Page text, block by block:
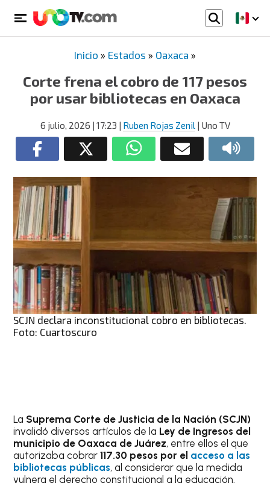
Inicio » Estados » Oaxaca »
Corte frena el cobro de 117 pesos
por usar bibliotecas en Oaxaca
6 julio, 2026 | 17:23 | Ruben Rojas Zenil| Uno TV
SCJN declara inconstitucional cobro en bibliotecas.
Foto: Cuartoscuro
La Suprema Corte de Justicia de la Nación (SCJN)
invalidó diversos artículos de la Ley de Ingresos del
municipio de Oaxaca de Juárez, entre ellos el que
autorizaba cobrar117.30 pesos por el acceso a las
bibliotecas públicas, al considerar que la medida
vulnera el derecho constitucional a la educación.